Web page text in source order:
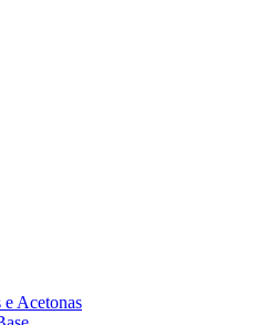
Acetonas